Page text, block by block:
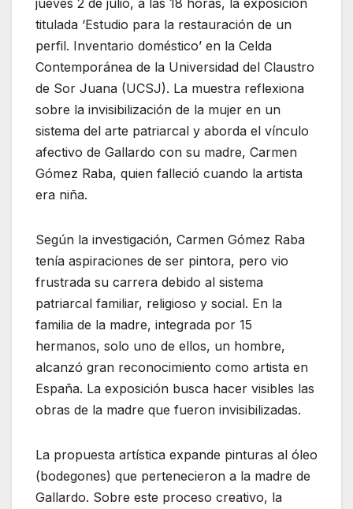
titulada ‘Estudio para la restauración de un
perfil. Inventario doméstico’ en la Celda
Contemporánea de la Universidad del Claustro
de Sor Juana (UCSJ). La muestra reflexiona
sobre la invisibilización de la mujer en un
sistema del arte patriarcal y aborda el vínculo
afectivo de Gallardo con su madre, Carmen
Gómez Raba, quien falleció cuando la artista
era niña.
Según la investigación, Carmen Gómez Raba
tenía aspiraciones de ser pintora, pero vio
frustrada su carrera debido al sistema
patriarcal familiar, religioso y social. En la
familia de la madre, integrada por 15
hermanos, solo uno de ellos, un hombre,
alcanzó gran reconocimiento como artista en
España. La exposición busca hacer visibles las
obras de la madre que fueron invisibilizadas.
La propuesta artística expande pinturas al óleo
(bodegones) que pertenecieron a la madre de
Gallardo. Sobre este proceso creativo, la